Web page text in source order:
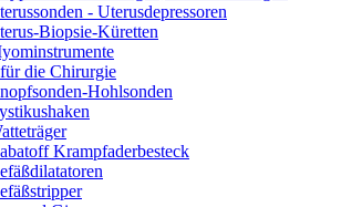
- Uterusdepressoren
Biopsie-Küretten
die Chirurgie
Hohlsonden
Krampfaderbesteck